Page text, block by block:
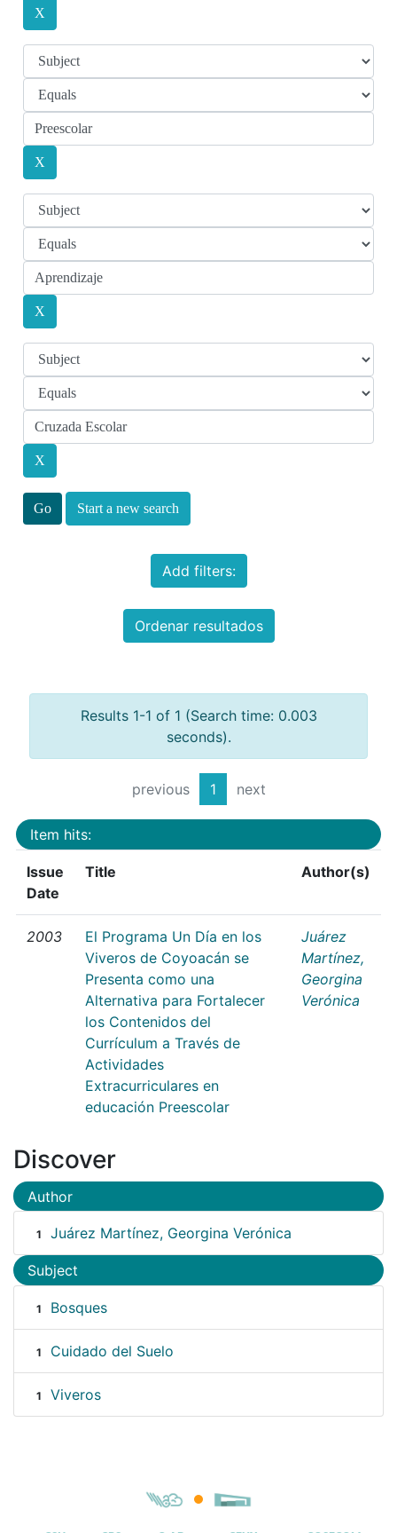
Start a new search
Add filters:
Ordenar resultados
Results 1-1 of 1 (Search time: 0.003
seconds).
previous 1 next
Item hits:
Issue
Date
Title Author(s)
2003
El Programa Un Día en los
Viveros de Coyoacán se
Presenta como una
Alternativa para Fortalecer
los Contenidos del
Currículum a Través de
Actividades
Extracurriculares en
educación Preescolar
Juárez
Martínez,
Georgina
Verónica
Discover
Author
1 Juárez Martínez, Georgina Verónica
Subject
1 Bosques
1 Cuidado del Suelo
1 Viveros